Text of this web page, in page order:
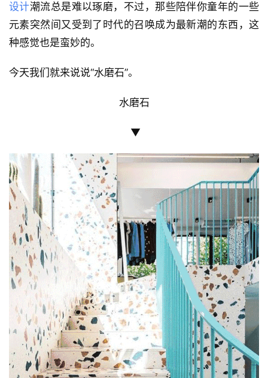
设计潮流总是难以琢磨，不过，那些陪伴你童年的一些
元素突然间又受到了时代的召唤成为最新潮的东西，这
种感觉也是蛮妙的。
今天我们就来说说“水磨石”。
水磨石
▼